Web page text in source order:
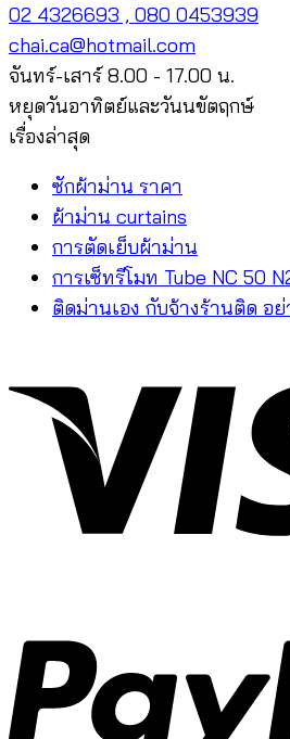
02 4326693 , 080 0453939
chai.ca@hotmail.com
จันทร์-เสาร์ 8.00 - 17.00 น.
หยุดวันอาทิตย์และวันนขัตฤกษ์
เรื่องล่าสุด
ซักผ้าม่าน ราคา
ผ้าม่าน curtains
การตัดเย็บผ้าม่าน
การเซ็ทรีโมท Tube NC 50
ติดม่านเอง กับจ้างร้านติด อ